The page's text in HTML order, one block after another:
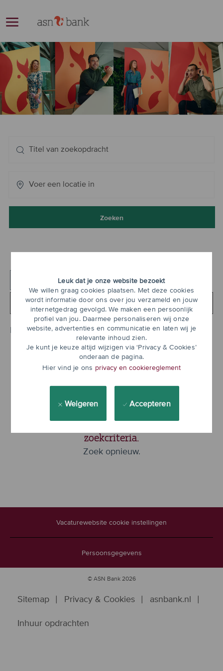
-
Leuk dat je onze website bezoekt
We willen graag cookies plaatsen. Met deze cookies
wordt informatie door ons over jou verzameld en jouw
internetgedrag gevolgd. We maken een persoonlijk
profiel van jou. Daarmee personaliseren wij onze
website, advertenties en communicatie en laten wij je
relevante inhoud zien.
Je kunt je keuze altijd wijzigen via ‘Privacy & Cookies’
onderaan de pagina.
Hier vind je ons privacy en cookiereglement
Weigeren Accepteren
Zoeken
Productmanagement Alle filters wissen
Zoeken
onderstaande
lijst
Filter
Er zijn geen vacatures voor uw
zoekcriteria.
Zoek opnieuw.
Vacaturewebsite cookie instellingen
Persoonsgegevens
© ASN Bank 2026
Sitemap Privacy & Cookies asnbank.nl
Inhuur opdrachten